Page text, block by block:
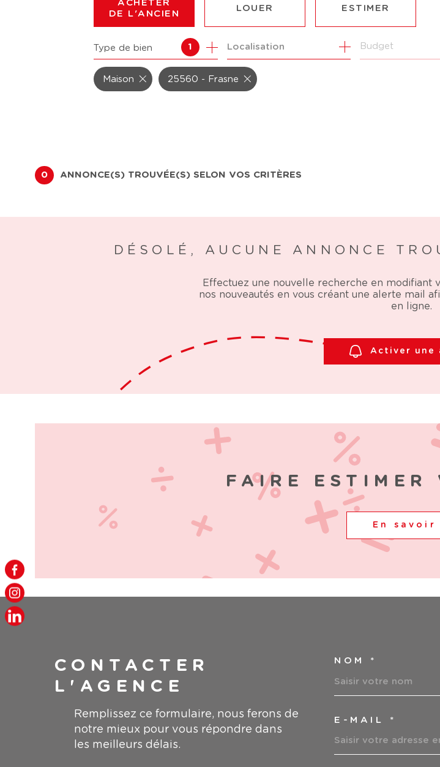
ACHETER
DE L'ANCIEN
DE L'ANCIEN
DU NEUF
DE L'IMMO PRO
LOUER
À L'ANNÉE
DE L'IMMO PRO
ESTIMER
Type de bien 1 Localisation Budget
Maison 25560 - Frasne
0 ANNONCE(S) TROUVÉE(S) SELON VOS CRITÈRES
DÉSOLÉ, AUCUNE ANNONCE
Effectuez une nouvelle recherche en modifiant
nos nouveautés en vous créant une alerte mail
en ligne.
Activer une
FAIRE ESTIMER
En savoir
CONTACTER
L'AGENCE
Remplissez ce formulaire, nous ferons de
notre mieux pour vous répondre dans
les meilleurs délais.
NOM *
E-MAIL *